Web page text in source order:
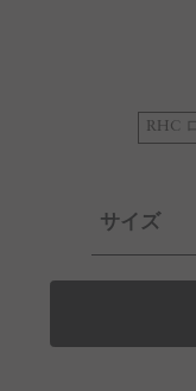
RHC
サイズ